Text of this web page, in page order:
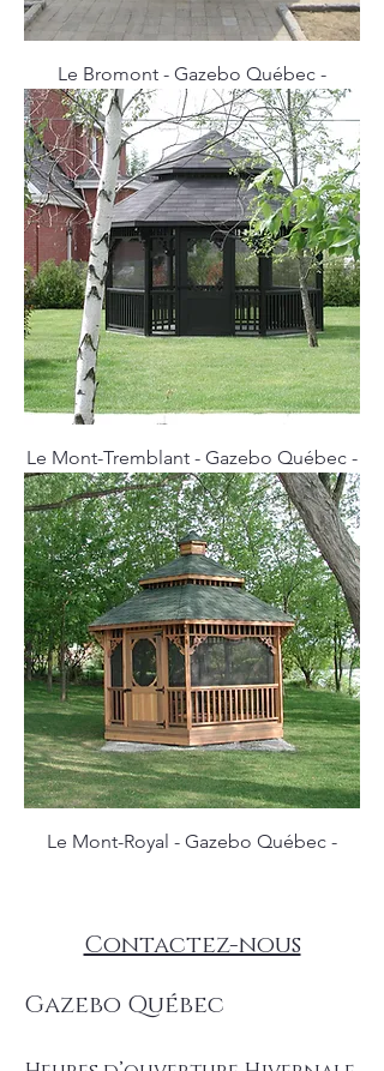
Le Bromont - Gazebo Québec -
Le Mont-Tremblant - Gazebo Québec -
Le Mont-Royal - Gazebo Québec -
Contactez-nous
Gazebo Québec